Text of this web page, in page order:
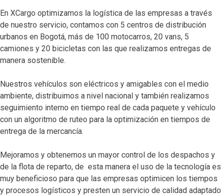
En XCargo optimizamos la logística de las empresas a través
de nuestro servicio, contamos con 5 centros de distribución
urbanos en Bogotá, más de 100 motocarros, 20 vans, 5
camiones y 20 bicicletas con las que realizamos entregas de
manera sostenible.
Nuestros vehículos son eléctricos y amigables con el medio
ambiente, distribuimos a nivel nacional y también realizamos
seguimiento interno en tiempo real de cada paquete y vehículo
con un algoritmo de ruteo para la optimización en tiempos de
entrega de la mercancía.
Mejoramos y obtenemos un mayor control de los despachos y
de la flota de reparto, de esta manera el uso de la tecnología es
muy beneficioso para que las empresas optimicen los tiempos
y procesos logísticos y presten un servicio de calidad adaptado